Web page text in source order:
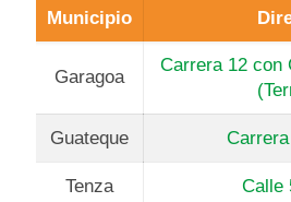
Municipio
Garagoa
Carrera 12 con
Guateque
Tenza Calle